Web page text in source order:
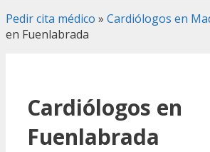
Pedir cita médico » Cardiólogos en
en Fuenlabrada
Cardiólogos en
Fuenlabrada